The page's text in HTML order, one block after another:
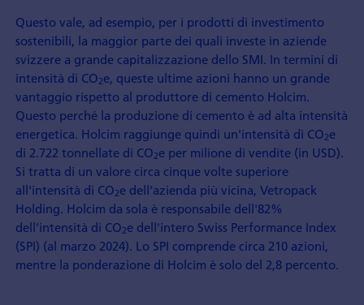
Questo vale, ad esempio, per i prodotti di investimento
sostenibili, la maggior parte dei quali investe in aziende
svizzere a grande capitalizzazione dello SMI. In termini di
intensità di CO2e, queste ultime azioni hanno un grande
vantaggio rispetto al produttore di cemento Holcim.
Questo perché la produzione di cemento è ad alta intensità
energetica. Holcim raggiunge quindi un'intensità di CO2e
di 2.722 tonnellate di CO2e per milione di vendite (in USD).
Si tratta di un valore circa cinque volte superiore
all'intensità di CO2e dell'azienda più vicina, Vetropack
Holding. Holcim da sola è responsabile dell'82%
dell'intensità di CO2e dell'intero Swiss Performance Index
(SPI) (al marzo 2024). Lo SPI comprende circa 210 azioni,
mentre la ponderazione di Holcim è solo del 2,8 percento.